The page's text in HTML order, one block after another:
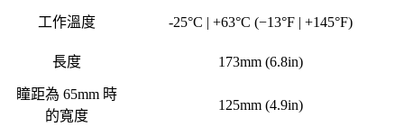
工作溫度 -25°C | +63°C (−13°F | +145°F)
長度 173mm (6.8in)
瞳距為 65mm 時
的寬度
125mm (4.9in)